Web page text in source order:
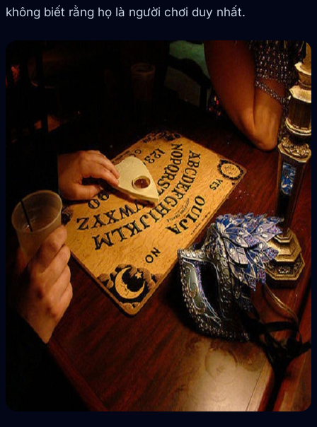
không biết rằng họ là người chơi duy nhất.